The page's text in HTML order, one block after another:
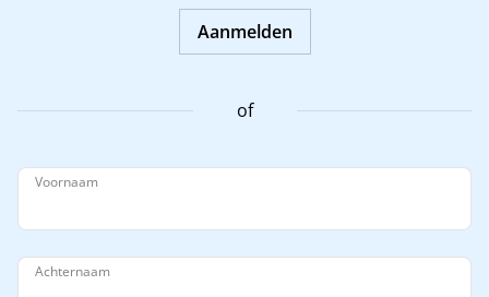
Aanmelden
of
Voornaam
Achternaam